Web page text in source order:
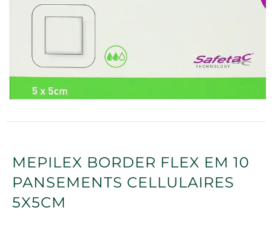
MEPILEX BORDER FLEX EM 10
PANSEMENTS CELLULAIRES
5X5CM